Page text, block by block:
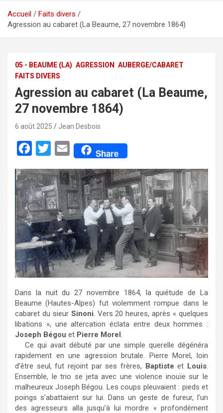
Accueil
Faits divers
Agression au cabaret (La Beaume, 27 novembre 1864)
05 - BEAUME (LA) AGRESSION
AUBERGE/CABARET
FAITS DIVERS
Agression au cabaret (La Beaume,
27 novembre 1864)
6 août 2025 Jean Desbois
c
e
b
o
o
k
i
t
t
e
r
E
a
i
l
Share
Dans la nuit du 27 novembre 1864, la quiétude de La
Beaume (Hautes-Alpes) fut violemment rompue dans le
cabaret du sieur Sinoni. Vers 20 heures, après « quelques
libations », une altercation éclata entre deux hommes :
Joseph Bégou et Pierre Morel.
Ce qui avait débuté par une simple querelle dégénéra
rapidement en une agression brutale. Pierre Morel, loin
d’être seul, fut rejoint par ses frères, Baptiste et Louis.
Ensemble, le trio se jeta avec une violence inouïe sur le
malheureux Joseph Bégou. Les coups pleuvaient : pieds et
poings s’abattaient sur lui. Dans un geste de fureur, l’un
des agresseurs alla jusqu’à lui mordre « profondément